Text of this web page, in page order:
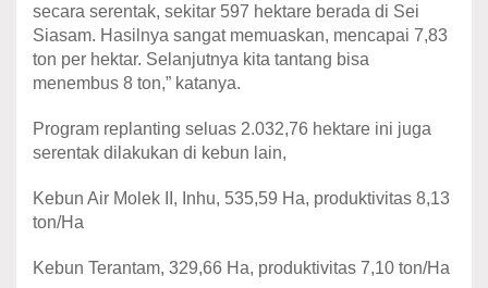
secara serentak, sekitar 597 hektare berada di Sei
Siasam. Hasilnya sangat memuaskan, mencapai 7,83
ton per hektar. Selanjutnya kita tantang bisa
menembus 8 ton,” katanya.
Program replanting seluas 2.032,76 hektare ini juga
serentak dilakukan di kebun lain,
Kebun Air Molek II, Inhu, 535,59 Ha, produktivitas 8,13
ton/Ha
Kebun Terantam, 329,66 Ha, produktivitas 7,10 ton/Ha